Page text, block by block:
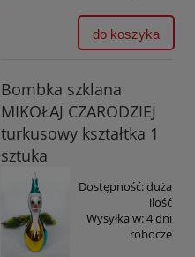
do koszyka
Bombka szklana
MIKOŁAJ CZARODZIEJ
turkusowy kształtka 1
sztuka
Dostępność:duża
ilość
Wysyłka w:4 dni
robocze